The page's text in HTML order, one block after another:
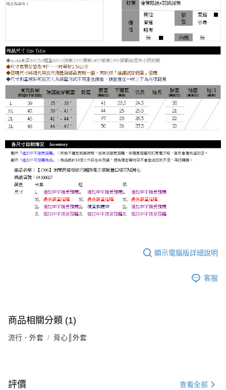
顯示電腦版詳細說明
客服
商品相關分類 (1)
流行．外套 背心║外套
評價 查看全部